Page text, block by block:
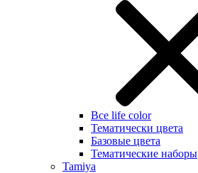
Все life color
Тематически цвета
Базовые цвета
Тематические наборы
Tamiya